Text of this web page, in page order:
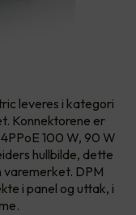
leveres i kategori
Konnektorene er
100 W, 90 W
hullbilde, dette
varemerket. DPM
i panel og uttak, i